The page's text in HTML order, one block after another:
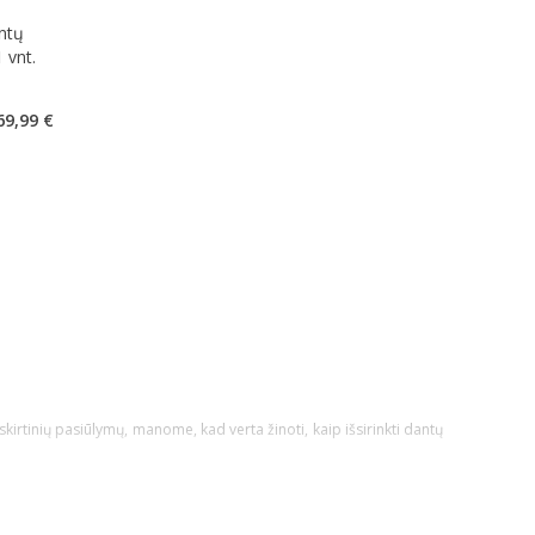
vnt.
€
pasiūlymų, manome, kad verta žinoti, kaip išsirinkti dantų
ir nuo to, kokio stiprumo judesiais valote dantis, išvysčius